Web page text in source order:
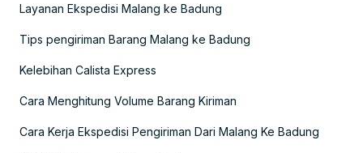
Layanan Ekspedisi Malang ke Badung
Tips pengiriman Barang Malang ke Badung
Kelebihan Calista Express
Cara Menghitung Volume Barang Kiriman
Cara Kerja Ekspedisi Pengiriman Dari Malang Ke Badung